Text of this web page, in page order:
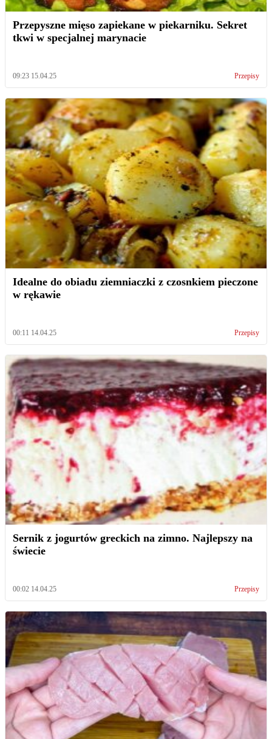
Przepyszne mięso zapiekane w piekarniku. Sekret
tkwi w specjalnej marynacie
09:23 15.04.25 Przepisy
Idealne do obiadu ziemniaczki z czosnkiem pieczone
w rękawie
00:11 14.04.25 Przepisy
Sernik z jogurtów greckich na zimno. Najlepszy na
świecie
00:02 14.04.25 Przepisy